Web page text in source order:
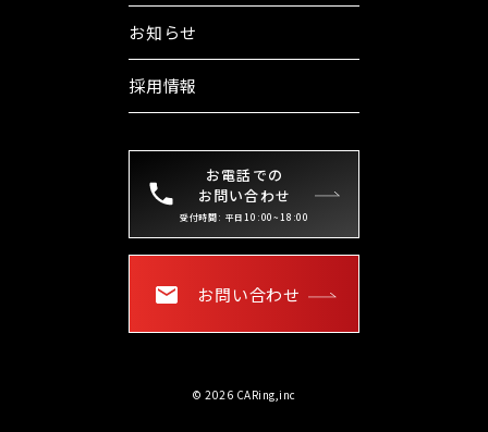
お知らせ
採用情報
お電話での
お問い合わせ
受付時間: 平日10:00~18:00
お問い合わせ
© 2026 CARing,inc